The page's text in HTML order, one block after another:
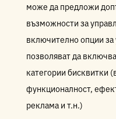
може да предложи
възможности за
включително опции
позволяват да
категории бисквитки
функционалност,
реклама и т.н.)